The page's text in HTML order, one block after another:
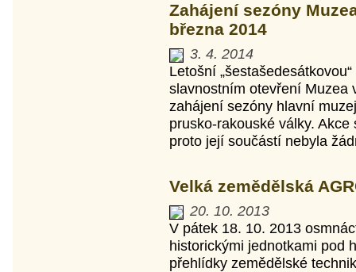
Zahájení sezóny
března 2014
3. 4. 2014
Letošní
slavnostním otevření Muzea
zahájení sezóny hlavní
prusko-rakouské války.
proto její součástí nebyla
Velká zemědělská
20. 10. 2013
V pátek 18. 10. 2013
historickými jednotkami pod
přehlídky zemědělské